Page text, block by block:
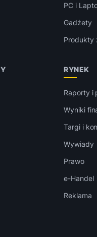
PC i
Gadżety
Produkty
RYNEK
Raporty i
Wyniki
Targi i
Wywiady
Prawo
e-Handel
Reklama